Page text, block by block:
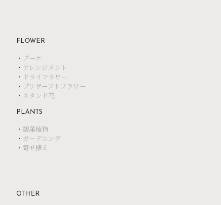
FLOWER
・ ブーケ
・ アレンジメント
・ ドライフラワー
・ プリザーブドフラワー
・ スタンド花
PLANTS
・ 観葉植物
・ ガーデニング
・ 寄せ植え
OTHER